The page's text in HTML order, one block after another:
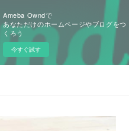
Ameba Owndで
あなただけのホームページやブログをつ
くろう
今すぐ試す